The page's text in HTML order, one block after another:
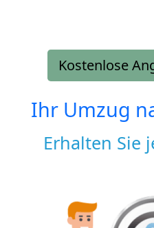
Kostenlose
Ihr Umzug
Erhalten Sie